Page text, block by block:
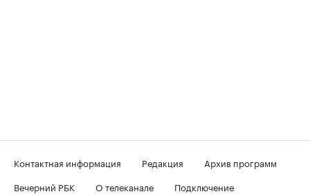
Контактная информация Редакция
Архив программ
Вечерний РБК
О телеканале
Подключение